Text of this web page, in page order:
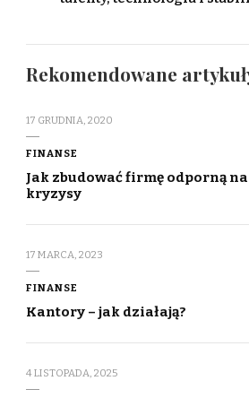
Rekomendowane
17 GRUDNIA, 2020
FINANSE
Jak zbudować firmę odporną na
kryzysy
17 MARCA, 2023
FINANSE
Kantory – jak działają?
4 LISTOPADA, 2025